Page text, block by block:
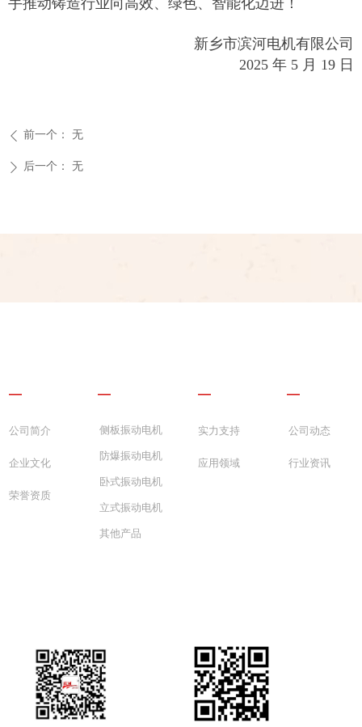
手推动铸造行业向高效、绿色、智能化迈进！
新乡市滨河电机有限公司
2025 年 5 月 19 日
ꄴ 前一个： 无
ꄲ 后一个： 无
—
侧板振动电机
防爆振动电机
卧式振动电机
立式振动电机
其他产品
—
公司简介
企业文化
荣誉资质
—
公司动态
行业资讯
—
实力支持
应用领域